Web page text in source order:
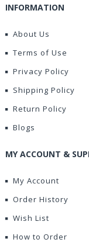
INFORMATION
About Us
Terms of Use
Privacy Policy
Shipping Policy
Return Policy
Blogs
MY ACCOUNT &
My Account
Order History
Wish List
How to Order